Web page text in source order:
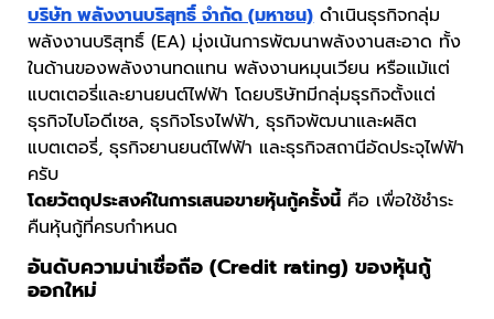
บริษัท พลังงานบริสุทธิ์ จำกัด (มหาชน)ดำเนินธุรกิจกลุ่ม
พลังงานบริสุทธิ์ (EA) มุ่งเน้นการพัฒนาพลังงานสะอาด ทั้ง
ในด้านของพลังงานทดแทน พลังงานหมุนเวียน หรือแม้แต่
แบตเตอรี่และยานยนต์ไฟฟ้า โดยบริษัทมีกลุ่มธุรกิจตั้งแต่
ธุรกิจไบโอดีเซล, ธุรกิจโรงไฟฟ้า, ธุรกิจพัฒนาและผลิต
แบตเตอรี่, ธุรกิจยานยนต์ไฟฟ้า และธุรกิจสถานีอัดประจุไฟฟ้า
ครับ
โดยวัตถุประสงค์ในการเสนอขายหุ้นกู้ครั้งนี้ คือ เพื่อใช้ชำระ
คืนหุ้นกู้ที่ครบกำหนด
อันดับความน่าเชื่อถือ (Credit rating) ของหุ้นกู้
ออกใหม่